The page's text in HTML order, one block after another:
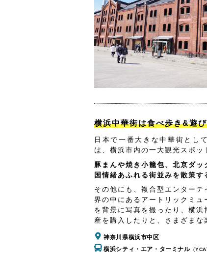
横浜中華街は食べ歩き&遊
日本で一番大きな中華街とし
は、横浜市内の一大観光スポッ
豚まんや焼き小籠包、北京ダ
国情緒あふれる街並みを散策す
その他にも、複合型エンター
界の中にあるアートリックミュ
を背景に写真を撮ったり、横浜
産を購入したりと、さまざまな
神奈川県横浜市中区
横浜シティ・エア・ターミナル（